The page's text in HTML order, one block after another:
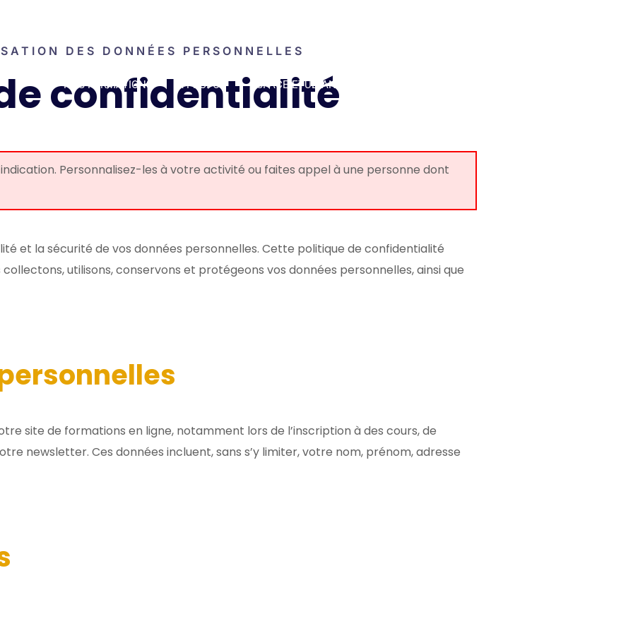
NOS FORMATIONS A PROPOS ESPACE ETUDIANT
DES DONNÉES PERSONNELLES
confidentialité
Personnalisez-les à votre activité ou faites appel à une personne dont
et la sécurité de vos données personnelles. Cette politique de confidentialité
utilisons, conservons et protégeons vos données personnelles, ainsi que
site de formations en ligne, notamment lors de l’inscription à des cours, de
newsletter. Ces données incluent, sans s’y limiter, votre nom, prénom, adresse